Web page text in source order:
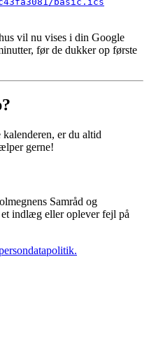
vil nu vises i din Google
før de dukker op første
er du altid
gerne!
Samråd og
indlæg eller oplever fejl på